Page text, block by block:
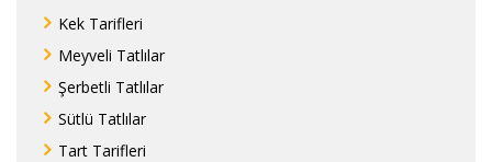
Kek Tarifleri
Meyveli Tatlılar
Şerbetli Tatlılar
Sütlü Tatlılar
Tart Tarifleri